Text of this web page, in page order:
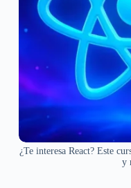
¿Te interesa React? Este
y